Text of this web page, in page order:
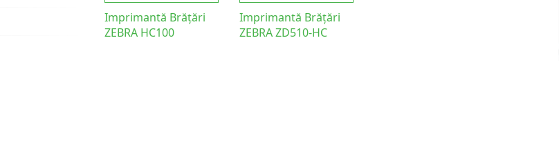
Imprimantă Brățări
ZEBRA HC100
Imprimantă Brățări
ZEBRA ZD510-HC